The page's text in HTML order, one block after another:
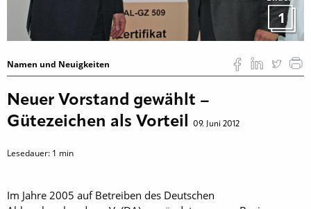
1
Namen und Neuigkeiten
Neuer Vorstand gewählt –
Gütezeichen als Vorteil
09. Juni 2012
Lesedauer: 1 min
Im Jahre 2005 auf Betreiben des Deutschen